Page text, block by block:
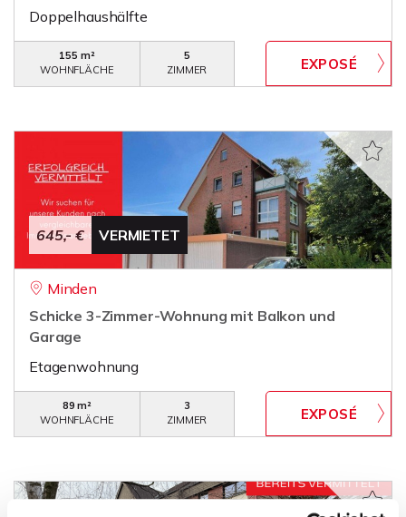
Doppelhaushälfte
155 m²
WOHNFLÄCHE
5
ZIMMER
645,- € VERMIETET
Minden
Schicke 3-Zimmer-Wohnung mit Balkon und
Garage
Etagenwohnung
89 m²
WOHNFLÄCHE
3
ZIMMER